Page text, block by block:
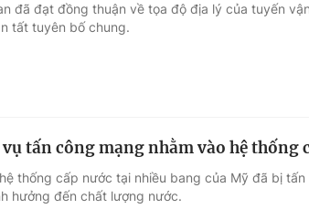
Thị trường
đã đạt đồng thuận về tọa độ địa lý của tuyến
tất tuyên bố chung.
tấn công mạng nhằm vào hệ thống
thống cấp nước tại nhiều bang của Mỹ đã bị
hưởng đến chất lượng nước.